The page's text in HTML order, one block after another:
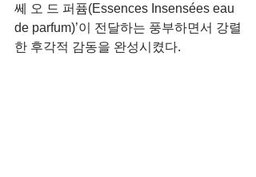
쎄 오 드 퍼퓸(Essences Insensées eau
de parfum)’이 전달하는 풍부하면서 강렬
한 후각적 감동을 완성시켰다.